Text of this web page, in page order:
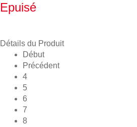
Epuisé
Détails du Produit
Début
Précédent
4
5
6
7
8